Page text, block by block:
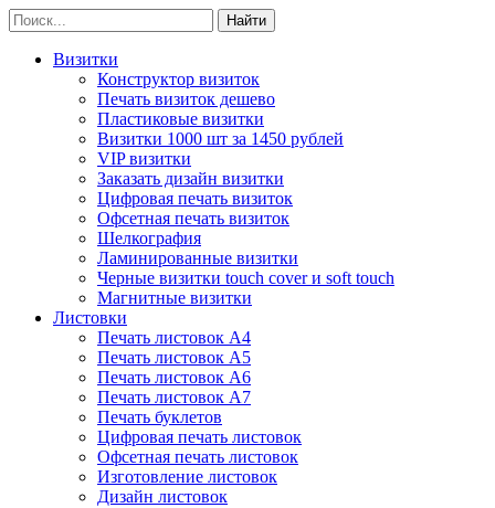
Визитки
Конструктор визиток
Печать визиток дешево
Пластиковые визитки
Визитки 1000 шт за 1450 рублей
VIP визитки
Заказать дизайн визитки
Цифровая печать визиток
Офсетная печать визиток
Шелкография
Ламинированные визитки
Черные визитки touch cover и soft touch
Магнитные визитки
Листовки
Печать листовок А4
Печать листовок А5
Печать листовок А6
Печать листовок А7
Печать буклетов
Цифровая печать листовок
Офсетная печать листовок
Изготовление листовок
Дизайн листовок